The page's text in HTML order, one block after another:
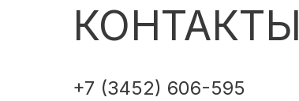
КОНТАКТЫ
+7 (3452) 606-595